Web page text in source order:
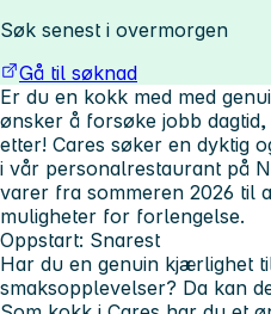
Søk senest i overmorgen
Gå til søknad
Er du en kokk med med
ønsker å forsøke jobb dagtid,
etter! Cares søker en dyktig
i vår personalrestaurant på
varer fra sommeren 2026 til
muligheter for forlengelse.
Oppstart: Snarest
Har du en genuin kjærlighet
smaksopplevelser? Da kan